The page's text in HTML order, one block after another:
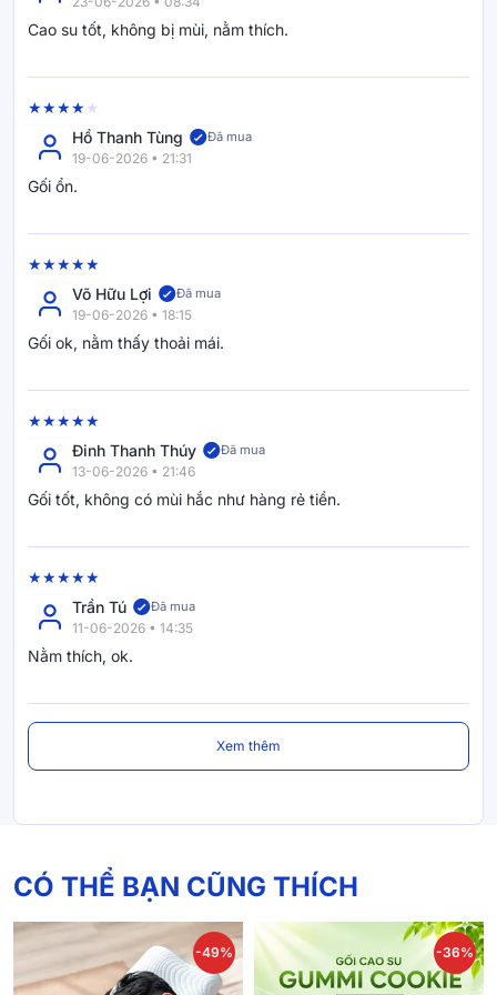
Cao su tốt, không bị mùi, nằm thích.
Hồ Thanh Tùng Đã mua
19-06-2026 • 21:31
Gối ổn.
Võ Hữu Lợi Đã mua
19-06-2026 • 18:15
Gối ok, nằm thấy thoải mái.
Đinh Thanh Thúy Đã mua
13-06-2026 • 21:46
Gối tốt, không có mùi hắc như hàng rẻ tiền.
Trần Tú Đã mua
11-06-2026 • 14:35
Nằm thích, ok.
Xem thêm
CÓ THỂ BẠN CŨNG THÍCH
-49% -36%